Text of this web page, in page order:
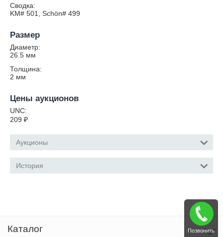
Сводка:
KM# 501, Schön# 499
Размер
Диаметр:
26.5 мм
Толщина:
2 мм
Цены аукционов
UNC:
209 ₽
Аукционы
История
Каталог Позвонить